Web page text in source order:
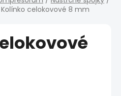
Kolínko celokovové 8 mm